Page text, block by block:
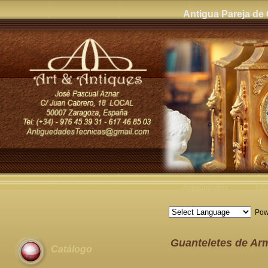
Antigua Pareja de
Catálogo
Guanteletes de